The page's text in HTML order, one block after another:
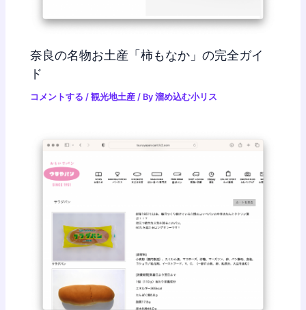
奈良の名物お土産「柿もなか」の完全ガイ
ド
コメントする /観光地土産 / By溜め込む小リス